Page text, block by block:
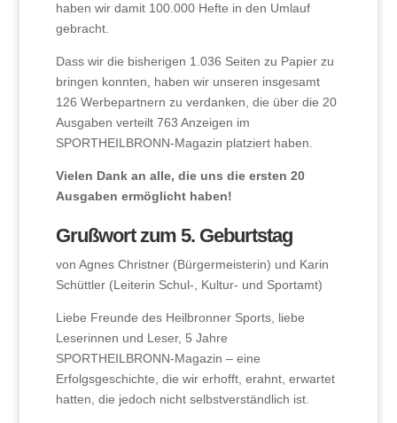
haben wir damit 100.000 Hefte in den Umlauf
gebracht.
Dass wir die bisherigen 1.036 Seiten zu Papier zu
bringen konnten, haben wir unseren insgesamt
126 Werbepartnern zu verdanken, die über die 20
Ausgaben verteilt 763 Anzeigen im
SPORTHEILBRONN-Magazin platziert haben.
Vielen Dank an alle, die uns die ersten 20
Ausgaben ermöglicht haben!
Grußwort zum 5. Geburtstag
von Agnes Christner (Bürgermeisterin) und Karin
Schüttler (Leiterin Schul-, Kultur- und Sportamt)
Liebe Freunde des Heilbronner Sports, liebe
Leserinnen und Leser, 5 Jahre
SPORTHEILBRONN-Magazin – eine
Erfolgsgeschichte, die wir erhofft, erahnt, erwartet
hatten, die jedoch nicht selbstverständlich ist.